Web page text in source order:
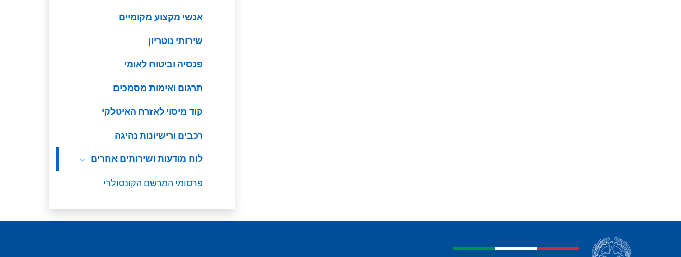
אנשי מקצוע מקומיים
שירותי נוטריון
פנסיה וביטוח לאומי
תרגום ואימות מסמכים
קוד מיסוי לאזרח האיטלקי
רכבים ורישיונות נהיגה
לוח מודעות ושירותים אחרים
פרסומי המרשם הקונסולרי